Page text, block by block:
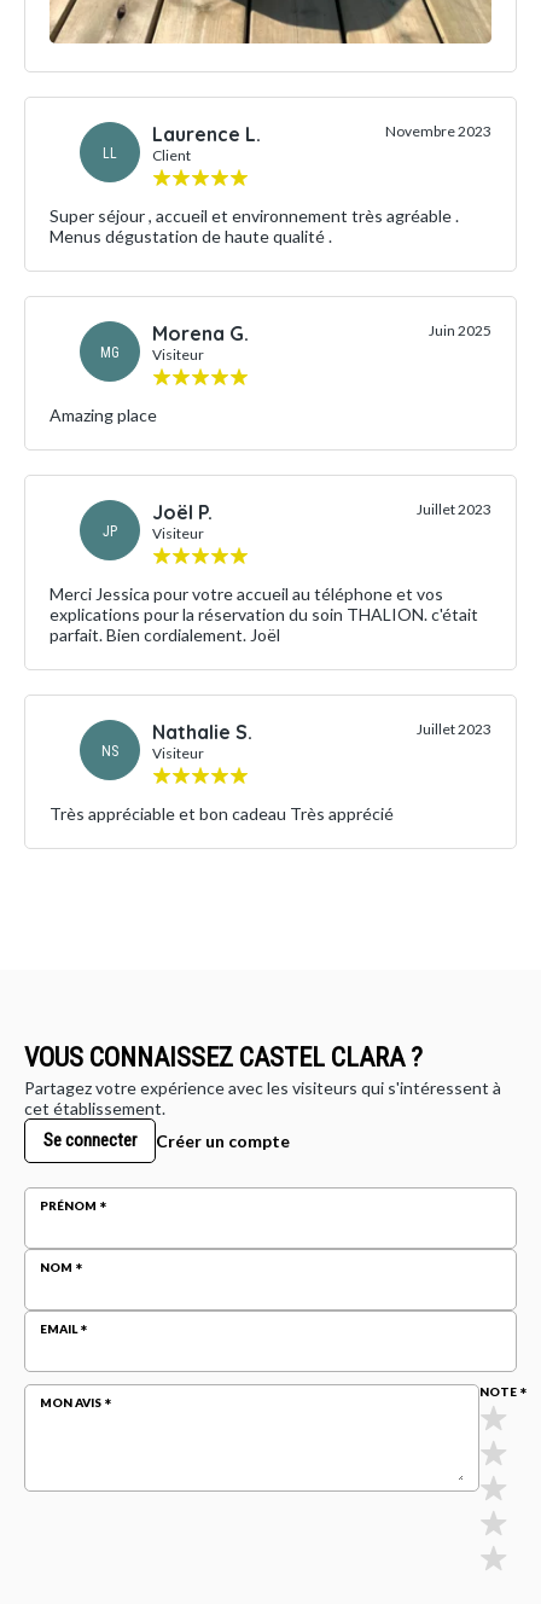
LL
Laurence L.
Client
Novembre 2023
Super séjour , accueil et environnement très agréable .
Menus dégustation de haute qualité .
MG
Morena G.
Visiteur
Juin 2025
Amazing place
JP
Joël P.
Visiteur
Juillet 2023
Merci Jessica pour votre accueil au téléphone et vos
explications pour la réservation du soin THALION. c'était
parfait. Bien cordialement. Joël
NS
Nathalie S.
Visiteur
Juillet 2023
Très appréciable et bon cadeau Très apprécié
VOUS CONNAISSEZ CASTEL CLARA ?
Partagez votre expérience avec les visiteurs qui s'intéressent à
cet établissement.
Se connecter Créer un compte
PRÉNOM
NOM
EMAIL
MON AVIS
NOTE